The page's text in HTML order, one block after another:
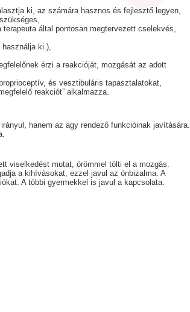
ki, az számára hasznos és fejlesztő legyen,
által pontosan megtervezett cselekvés,
ki.),
érzi a reakcióját, mozgását az adott
és vesztibuláris tapasztalatokat,
reakciót” alkalmazza.
hanem az agy rendező funkcióinak javítására.
viselkedést mutat, örömmel tölti el a mozgás.
a kihívásokat, ezzel javul az önbizalma. A
A többi gyermekkel is javul a kapcsolata.